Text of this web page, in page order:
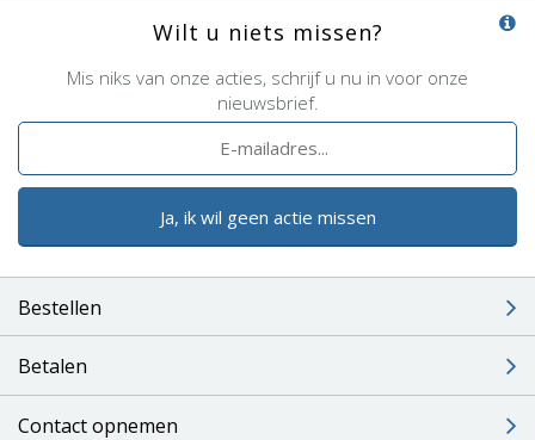
Wilt u niets missen?
Mis niks van onze acties, schrijf u nu in voor onze
nieuwsbrief.
Ja, ik wil geen actie missen
Bestellen
Betalen
Contact opnemen